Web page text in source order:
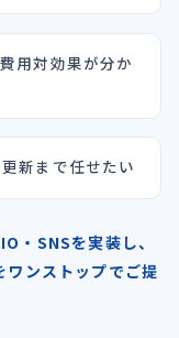
用対効果が分か
新まで任せたい
・SNSを実装し、
ワンストップでご提